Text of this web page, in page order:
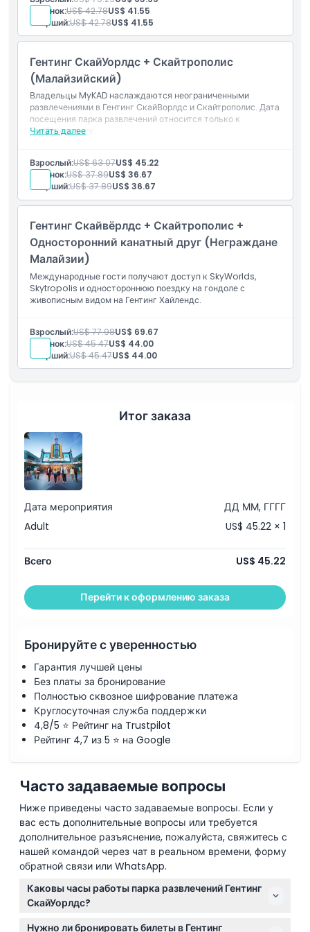
Ребенок:US$ 42.78US$ 41.55
Старший:US$ 42.78US$ 41.55
Гентинг СкайУорлдс + Скайтрополис
(Малайзийский)
Владельцы MyKAD наслаждаются неограниченными
развлечениями в Гентинг СкайВорлдс и Скайтрополис. Дата
посещения парка развлечений относится только к
Скайтрополису.
Читать далее
Взрослый:US$ 63.07US$ 45.22
Ребенок:US$ 37.89US$ 36.67
Старший:US$ 37.89US$ 36.67
Гентинг Скайвёрлдс + Скайтрополис +
Односторонний канатный друг (Неграждане
Малайзии)
Международные гости получают доступ к SkyWorlds,
Skytropolis и одностороннюю поездку на гондоле с
живописным видом на Гентинг Хайлендс.
Взрослый:US$ 77.98US$ 69.67
Ребенок:US$ 45.47US$ 44.00
Старший:US$ 45.47US$ 44.00
Итог заказа
Дата мероприятия
ДД ММ, ГГГГ
Adult
US$ 45.22 × 1
Всего US$ 45.22
Перейти к оформлению заказа
Бронируйте с уверенностью
Гарантия лучшей цены
Без платы за бронирование
Полностью сквозное шифрование платежа
Круглосуточная служба поддержки
4,8/5 ⭐ Рейтинг на Trustpilot
Рейтинг 4,7 из 5 ⭐ на Google
Часто задаваемые вопросы
Ниже приведены часто задаваемые вопросы. Если у
вас есть дополнительные вопросы или требуется
дополнительное разъяснение, пожалуйста, свяжитесь с
нашей командой через чат в реальном времени, форму
обратной связи или WhatsApp.
Каковы часы работы парка развлечений Гентинг
СкайУорлдс?
Парк открыт ежедневно с 10:00 до 18:00, но закрыт
Нужно ли бронировать билеты в Гентинг